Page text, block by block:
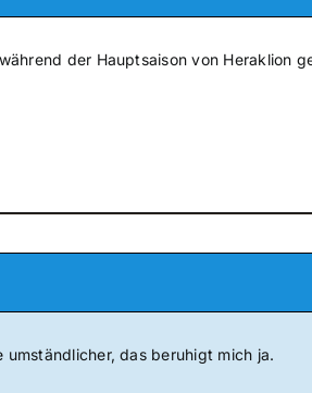
der Hauptsaison von Heraklion
das beruhigt mich ja.